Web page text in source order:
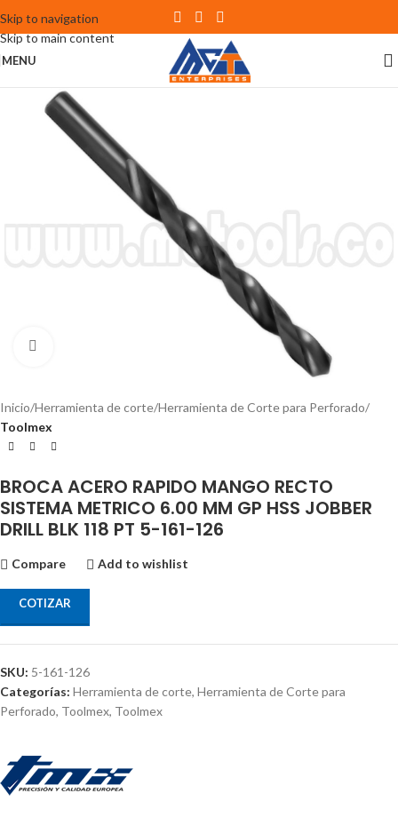
Skip to navigation
Skip to main content
MENU
Inicio Herramienta de corte Herramienta de Corte para Perforado
Toolmex
BROCA ACERO RAPIDO MANGO RECTO
SISTEMA METRICO 6.00 MM GP HSS JOBBER
DRILL BLK 118 PT 5-161-126
Compare Add to wishlist
COTIZAR
SKU: 5-161-126
Categorías: Herramienta de corte, Herramienta de Corte para
Perforado, Toolmex, Toolmex